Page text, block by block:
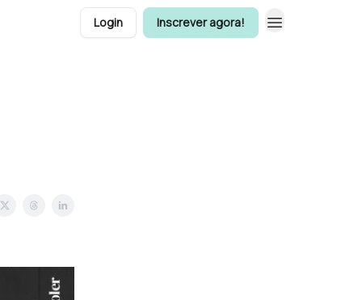
Login Inscrever agora!